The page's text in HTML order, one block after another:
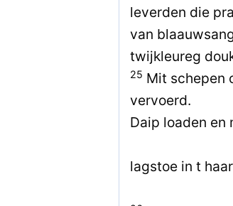
leverden die
van
twijkleureg
25 Mit schepen
vervoerd.
Daip loaden
lagstoe in t